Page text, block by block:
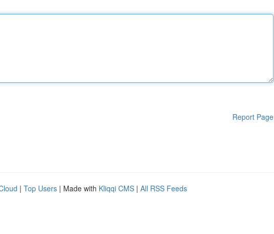
Report Page
| Top Users | Made with Kliqqi CMS | All RSS Feeds